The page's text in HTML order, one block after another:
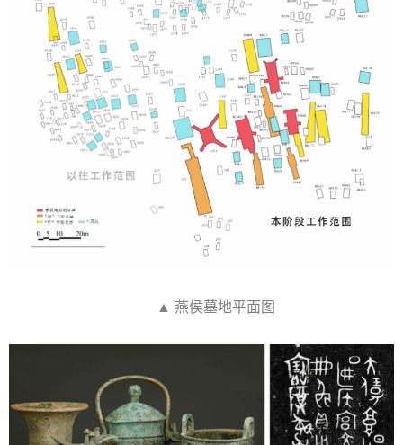
▲ 燕侯墓地平面图